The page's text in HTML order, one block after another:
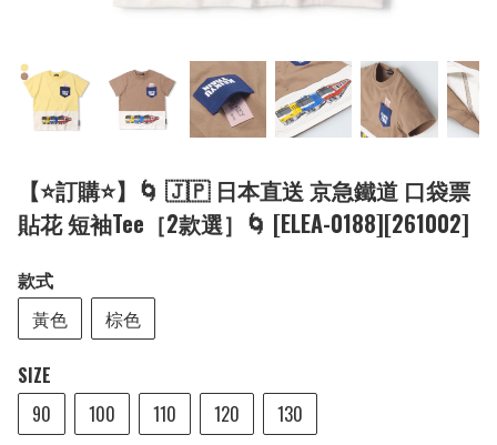
【⭐訂購⭐】🌀 🇯🇵 日本直送 京急鐵道 口袋票
貼花 短袖Tee［2款選］🌀 [ELEA-0188][261002]
款式
黃色
棕色
SIZE
90
100 110 120 130